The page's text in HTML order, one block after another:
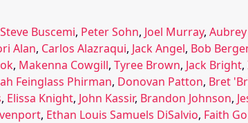
Steve Buscemi, Peter Sohn, Joel Murray,
Alan, Carlos Alazraqui, Jack Angel, Bob
, Makenna Cowgill, Tyree Brown, Jack Bright,
Feinglass Phirman, Donovan Patton, Bret
, Elissa Knight, John Kassir, Brandon Johnson,
, Ethan Louis Samuels DiSalvio, Faith